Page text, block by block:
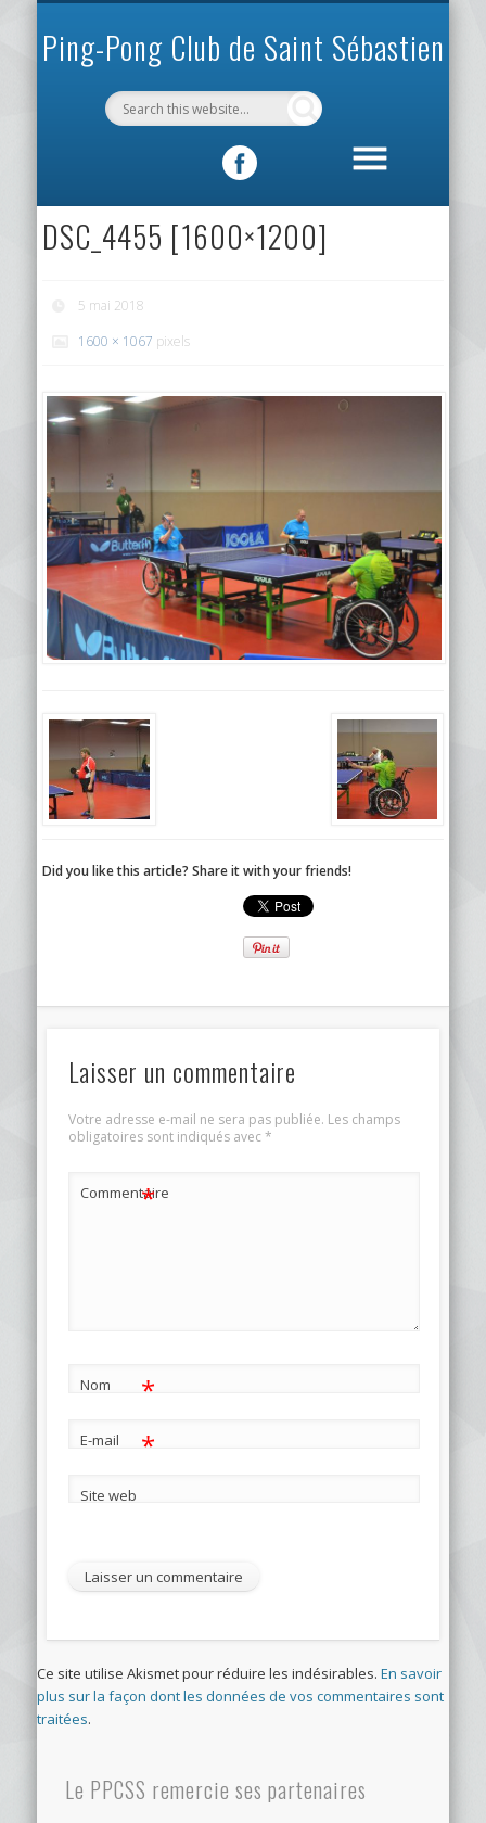
Ping-Pong Club de Saint Sébastien
DSC_4455 [1600×1200]
5 mai 2018
1600 × 1067 pixels
Did you like this article? Share it with your friends!
Laisser un commentaire
Votre adresse e-mail ne sera pas publiée. Les champs
obligatoires sont indiqués avec*
Commentaire
*
Nom *
E-mail *
Site web
Ce site utilise Akismet pour réduire les indésirables. En savoir
plus sur la façon dont les données de vos commentaires sont
traitées.
Le PPCSS remercie ses partenaires